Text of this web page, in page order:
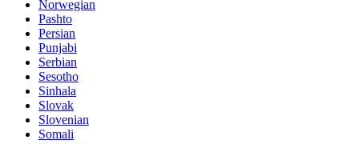
Norwegian
Pashto
Persian
Punjabi
Serbian
Sesotho
Sinhala
Slovak
Slovenian
Somali